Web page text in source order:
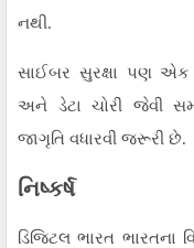
નથી.
સાઈબર સુરક્ષા પણ એક
અને ડેટા ચોરી જેવી
જાગૃતિ વધારવી જરૂરી છે.
નિષ્કર્ષ
ડિજિટલ ભારત